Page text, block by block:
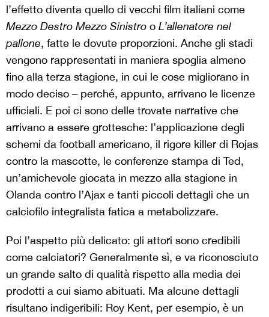
l’effetto diventa quello di vecchi film italiani come
Mezzo Destro Mezzo Sinistro o L’allenatore nel
pallone, fatte le dovute proporzioni. Anche gli stadi
vengono rappresentati in maniera spoglia almeno
fino alla terza stagione, in cui le cose migliorano in
modo deciso – perché, appunto, arrivano le licenze
ufficiali. E poi ci sono delle trovate narrative che
arrivano a essere grottesche: l’applicazione degli
schemi da football americano, il rigore killer di Rojas
contro la mascotte, le conferenze stampa di Ted,
un’amichevole giocata in mezzo alla stagione in
Olanda contro l’Ajax e tanti piccoli dettagli che un
calciofilo integralista fatica a metabolizzare.
Poi l’aspetto più delicato: gli attori sono credibili
come calciatori? Generalmente sì, e va riconosciuto
un grande salto di qualità rispetto alla media dei
prodotti a cui siamo abituati. Ma alcune dettagli
risultano indigeribili: Roy Kent, per esempio, è un